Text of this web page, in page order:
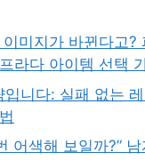
미지가 바뀐다고?
라다 아이템 선택
입니다: 실패 없는
어색해 보일까?”